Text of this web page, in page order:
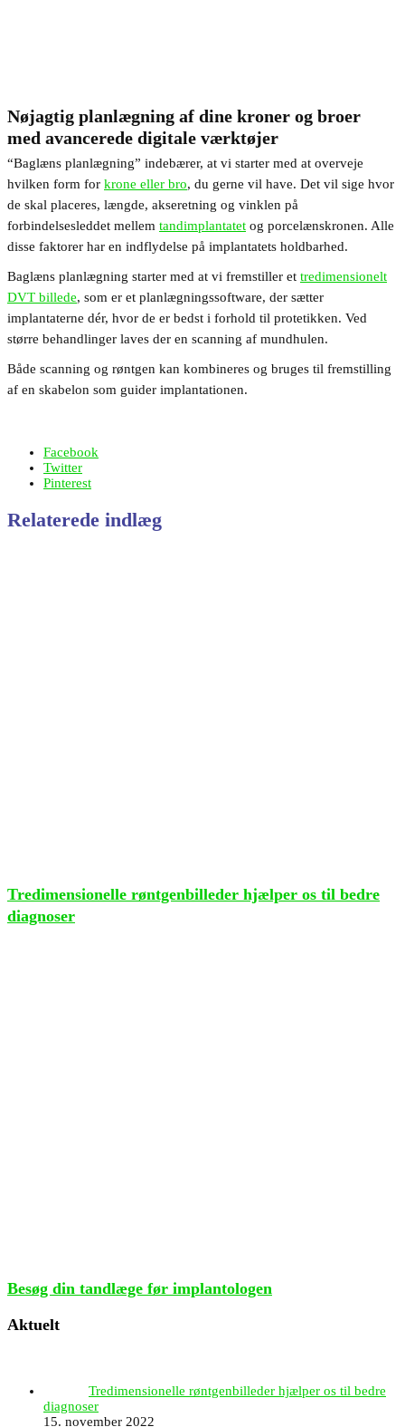
Nøjagtig planlægning af dine kroner og broer
med avancerede digitale værktøjer
“Baglæns planlægning” indebærer, at vi starter med at overveje
hvilken form for krone eller bro, du gerne vil have. Det vil sige hvor
de skal placeres, længde, akseretning og vinklen på
forbindelsesleddet mellem tandimplantatet og porcelænskronen. Alle
disse faktorer har en indflydelse på implantatets holdbarhed.
Baglæns planlægning starter med at vi fremstiller et tredimensionelt
DVT billede, som er et planlægningssoftware, der sætter
implantaterne dér, hvor de er bedst i forhold til protetikken. Ved
større behandlinger laves der en scanning af mundhulen.
Både scanning og røntgen kan kombineres og bruges til fremstilling
af en skabelon som guider implantationen.
Facebook
Twitter
Pinterest
Relaterede indlæg
Tredimensionelle røntgenbilleder hjælper os til bedre
diagnoser
Besøg din tandlæge før implantologen
Aktuelt
Tredimensionelle røntgenbilleder hjælper os til bedre
diagnoser
15. november 2022